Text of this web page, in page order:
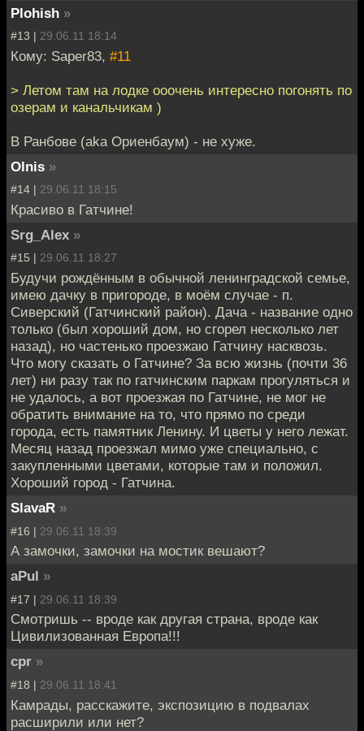
Plohish »
#13 | 29.06.11 18:14
Кому: Saper83, #11
> Летом там на лодке ооочень интересно погонять по
озерам и канальчикам )
В Ранбове (aka Ориенбаум) - не хуже.
Olnis »
#14 | 29.06.11 18:15
Красиво в Гатчине!
Srg_Alex »
#15 | 29.06.11 18:27
Будучи рождённым в обычной ленинградской семье,
имею дачку в пригороде, в моём случае - п.
Сиверский (Гатчинский район). Дача - название одно
только (был хороший дом, но сгорел несколько лет
назад), но частенько проезжаю Гатчину насквозь.
Что могу сказать о Гатчине? За всю жизнь (почти 36
лет) ни разу так по гатчинским паркам прогуляться и
не удалось, а вот проезжая по Гатчине, не мог не
обратить внимание на то, что прямо по среди
города, есть памятник Ленину. И цветы у него лежат.
Месяц назад проезжал мимо уже специально, с
закупленными цветами, которые там и положил.
Хороший город - Гатчина.
SlavaR »
#16 | 29.06.11 18:39
А замочки, замочки на мостик вешают?
aPul »
#17 | 29.06.11 18:39
Смотришь -- вроде как другая страна, вроде как
Цивилизованная Европа!!!
cpr »
#18 | 29.06.11 18:41
Камрады, расскажите, экспозицию в подвалах
расширили или нет?